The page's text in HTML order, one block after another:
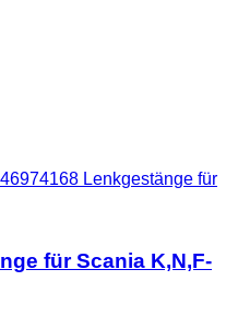
Lenkgestänge für
für Scania K,N,F-